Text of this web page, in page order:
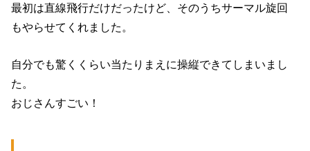
最初は直線飛行だけだったけど、そのうちサーマル旋回
もやらせてくれました。
自分でも驚くくらい当たりまえに操縦できてしまいまし
た。
おじさんすごい！